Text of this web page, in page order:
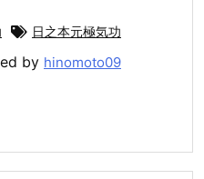
日之本元極気功
by hinomoto09